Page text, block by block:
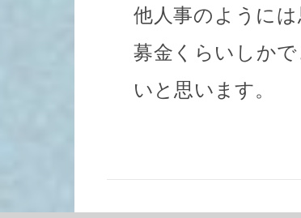
他人事のように
募金くらいしか
いと思います。